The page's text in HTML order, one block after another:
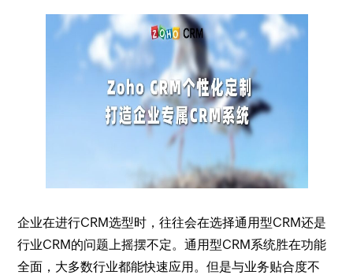
企业在进行CRM选型时，往往会在选择通用型CRM还是
行业CRM的问题上摇摆不定。通用型CRM系统胜在功能
全面，大多数行业都能快速应用。但是与业务贴合度不